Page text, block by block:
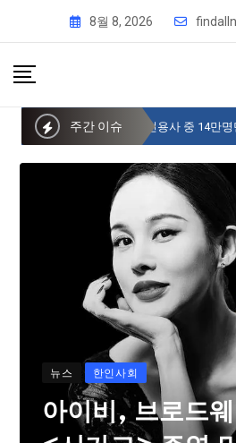
8월 8, 2026
주간 이슈 사이버 한
뉴스 한인사회
아이비, 브로드